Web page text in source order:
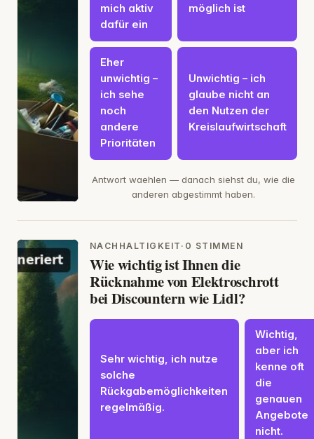
mich aktiv
dafür ein
möglich ist
Eher
unwichtig –
ich sehe
noch
andere
Prioritäten
Unwichtig – ich
glaube nicht an
den Nutzen der
Kreislaufwirtschaft
Antwort waehlen — danach siehst du, wie die
anderen abgestimmt haben.
NACHHALTIGKEIT · 0 STIMMEN
Wie wichtig ist Ihnen die
Rücknahme von Elektroschrott
bei Discountern wie Lidl?
Sehr wichtig, ich nutze
solche
Rückgabemöglichkeiten
regelmäßig.
Wichtig,
aber ich
kenne oft
die
genauen
Angebote
nicht.